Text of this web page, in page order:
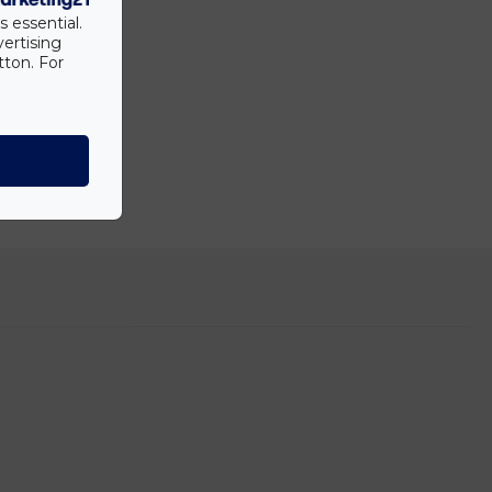
essential.
For